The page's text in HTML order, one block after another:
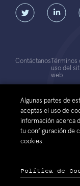
© 2026 Fundación
Contáctanos Términos
uso del
web
Algunas partes de
aceptas el uso de
información acerca
tu configuración de
cookies.
Política de